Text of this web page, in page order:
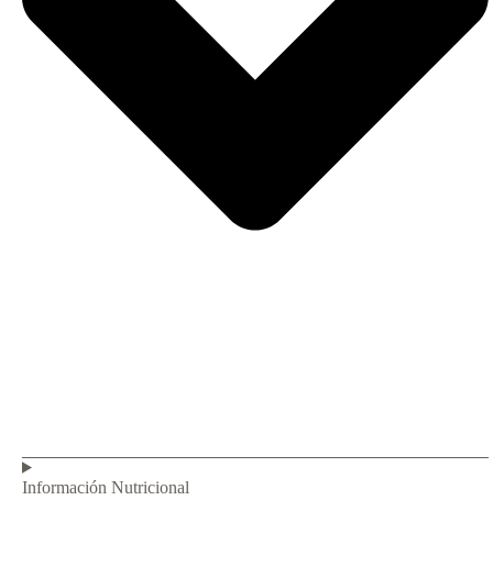
Información Nutricional